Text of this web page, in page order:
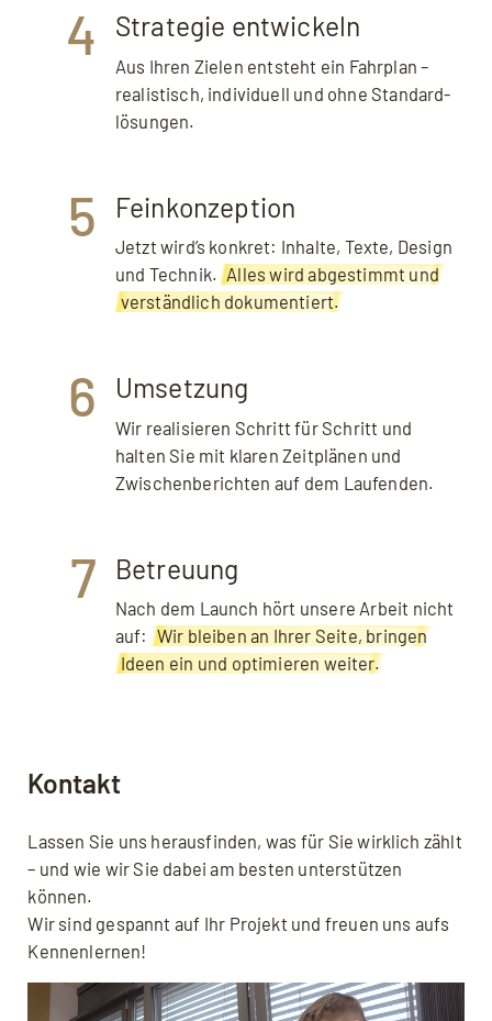
4 Strategie entwickeln
Aus Ihren Zielen entsteht ein Fahrplan –
realistisch, individuell und ohne Standard­
lösungen.
5 Feinkonzeption
Jetzt wird’s konkret: Inhalte, Texte, Design
und Technik. Alles wird abgestimmt und
verständlich dokumentiert.
6 Umsetzung
Wir realisieren Schritt für Schritt und
halten Sie mit klaren Zeit­plänen und
Zwischen­berichten auf dem Laufenden.
7 Betreuung
Nach dem Launch hört unsere Arbeit nicht
auf: Wir bleiben an Ihrer Seite, bringen
Ideen ein und optimieren weiter.
Kontakt
Lassen Sie uns herausfinden, was für Sie wirklich zählt
– und wie wir Sie dabei am besten unterstützen
können.
Wir sind gespannt auf Ihr Projekt und freuen uns aufs
Kennenlernen!